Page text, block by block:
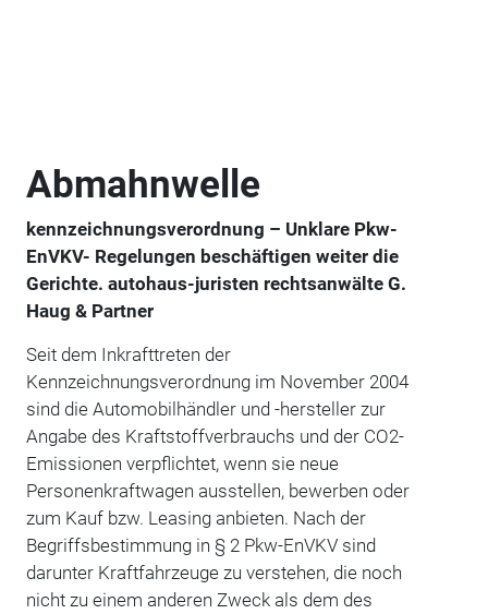
Abmahnwelle
kennzeichnungsverordnung – Unklare Pkw-
EnVKV- Regelungen beschäftigen weiter die
Gerichte. autohaus-juristen rechtsanwälte G.
Haug & Partner
Seit dem Inkrafttreten der
Kennzeichnungsverordnung im November 2004
sind die Automobilhändler und -hersteller zur
Angabe des Kraftstoffverbrauchs und der CO2-
Emissionen verpflichtet, wenn sie neue
Personenkraftwagen ausstellen, bewerben oder
zum Kauf bzw. Leasing anbieten. Nach der
Begriffsbestimmung in § 2 Pkw-EnVKV sind
darunter Kraftfahrzeuge zu verstehen, die noch
nicht zu einem anderen Zweck als dem des